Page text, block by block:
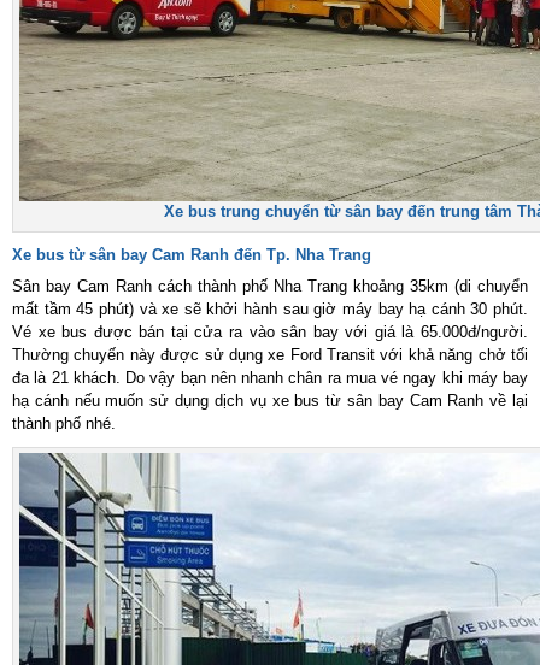
Xe bus trung chuyển từ sân bay đến trung tâm
Xe bus từ sân bay Cam Ranh đến Tp. Nha Trang
Sân bay Cam Ranh cách thành phố Nha Trang khoảng 35km (di chuyển
mất tầm 45 phút) và xe sẽ khởi hành sau giờ máy bay hạ cánh 30 phút.
Vé xe bus được bán tại cửa ra vào sân bay với giá là 65.000đ/người.
Thường chuyến này được sử dụng xe Ford Transit với khả năng chở tối
đa là 21 khách. Do vậy bạn nên nhanh chân ra mua vé ngay khi máy bay
hạ cánh nếu muốn sử dụng dịch vụ xe bus từ sân bay Cam Ranh về lại
thành phố nhé.